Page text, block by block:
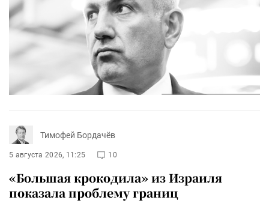
Тимофей Бордачёв
5 августа 2026, 11:25 10
«Большая крокодила» из Израиля
показала проблему границ